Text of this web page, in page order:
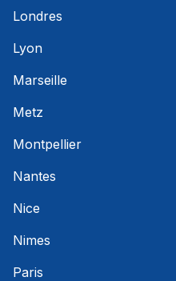
Londres
Lyon
Marseille
Metz
Montpellier
Nantes
Nice
Nimes
Paris